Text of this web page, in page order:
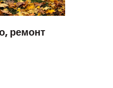
ремонт